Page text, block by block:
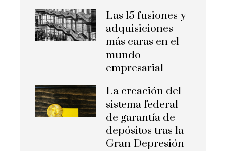
Las 15 fusiones y
adquisiciones
más caras en el
mundo
empresarial
La creación del
sistema federal
de garantía de
depósitos tras la
Gran Depresión